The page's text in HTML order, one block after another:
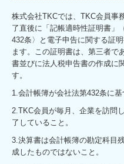
株式会社TKCでは、TKC会員事
了直後に「記帳適時性証明書」
432条〉と電子申告に関する証
ます。この証明書は、第三者で
書並びに法人税申告書の作成に
す。
1.会計帳簿が会社法第432条に
2.TKC会員が毎月、企業を訪問
了していること。
3.決算書は会計帳簿の勘定科目
成したものではないこと。